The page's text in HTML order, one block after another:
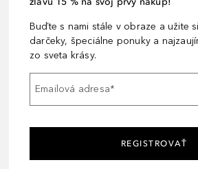
Buďte s nami stále v obraze a užite
darčeky, špeciálne ponuky a
zo sveta krásy.
Emailová adresa*
REGISTROVAŤ